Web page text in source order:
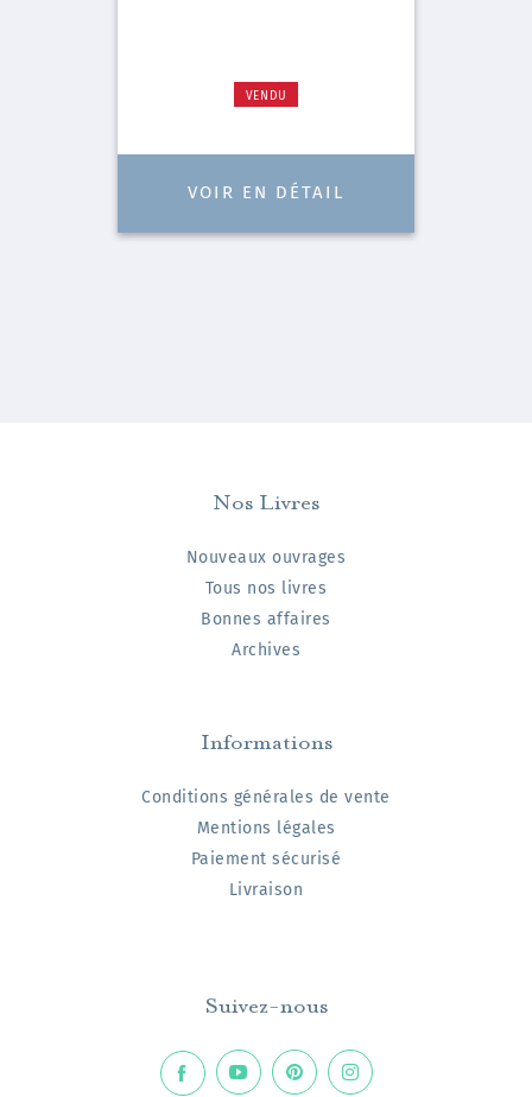
VENDU
VOIR EN DÉTAIL
Nos Livres
Nouveaux ouvrages
Tous nos livres
Bonnes affaires
Archives
Informations
Conditions générales de vente
Mentions légales
Paiement sécurisé
Livraison
Suivez-nous